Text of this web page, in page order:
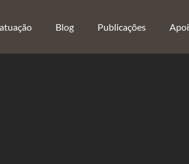
Blog Publicações